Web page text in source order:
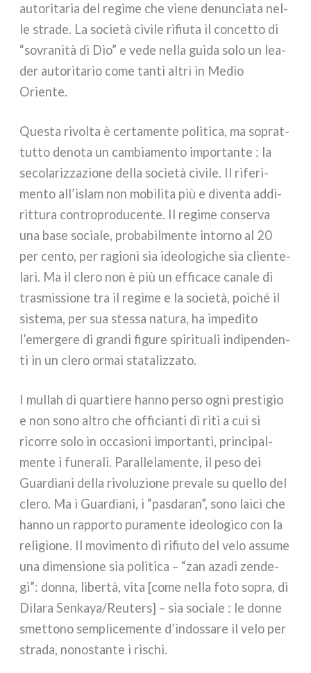
auto­ri­ta­ria del regi­me che vie­ne denun­cia­ta nel­
le stra­de. La socie­tà civi­le rifiu­ta il con­cet­to di
“sovra­ni­tà di Dio” e vede nel­la gui­da solo un lea­
der auto­ri­ta­rio come tan­ti altri in Medio
Oriente.
Questa rivol­ta è cer­ta­men­te poli­ti­ca, ma soprat­
tut­to deno­ta un cam­bia­men­to impor­tan­te : la
seco­la­riz­za­zio­ne del­la socie­tà civi­le. Il rife­ri­
men­to all’islam non mobi­li­ta più e diven­ta addi­
rit­tu­ra con­tro­pro­du­cen­te. Il regi­me con­ser­va
una base socia­le, pro­ba­bil­men­te intor­no al 20
per cen­to, per ragio­ni sia ideo­lo­gi­che sia clien­te­
la­ri. Ma il cle­ro non è più un effi­ca­ce cana­le di
tra­smis­sio­ne tra il regi­me e la socie­tà, poi­ché il
siste­ma, per sua stes­sa natu­ra, ha impe­di­to
l’emergere di gran­di figu­re spi­ri­tua­li indi­pen­den­
ti in un cle­ro ormai sta­ta­liz­za­to.
I mul­lah di quar­tie­re han­no per­so ogni pre­sti­gio
e non sono altro che offi­cian­ti di riti a cui si
ricor­re solo in occa­sio­ni impor­tan­ti, prin­ci­pal­
men­te i fune­ra­li. Parallelamente, il peso dei
Guardiani del­la rivo­lu­zio­ne pre­va­le su quel­lo del
cle­ro. Ma i Guardiani, i “pasda­ran”, sono lai­ci che
han­no un rap­por­to pura­men­te ideo­lo­gi­co con la
reli­gio­ne. Il movi­men­to di rifiu­to del velo assu­me
una dimen­sio­ne sia poli­ti­ca – “zan aza­di zen­de­
gi”: don­na, liber­tà, vita [come nel­la foto sopra, di
Dilara Senkaya/Reuters] – sia socia­le : le don­ne
smet­to­no sem­pli­ce­men­te d’indossare il velo per
stra­da, nono­stan­te i rischi.